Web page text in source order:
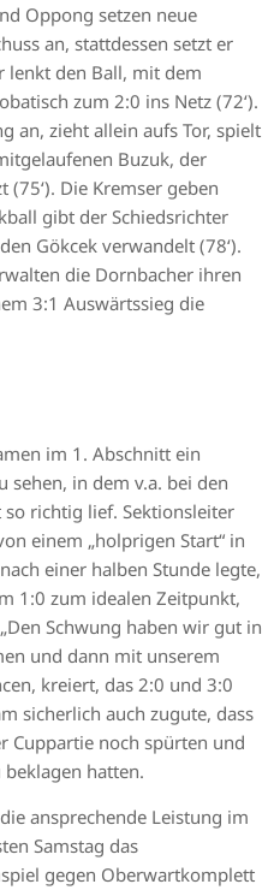
Oppong setzen neue
an, stattdessen setzt er
lenkt den Ball, mit dem
zum 2:0 ins Netz (72‘).
an, zieht allein aufs Tor, spielt
Buzuk, der
(75‘). Die Kremser geben
gibt der Schiedsrichter
Gökcek verwandelt (78‘).
die Dornbacher ihren
3:1 Auswärtssieg die
im 1. Abschnitt ein
sehen, in dem v.a. bei den
so richtig lief. Sektionsleiter
einem „holprigen Start“ in
einer halben Stunde legte,
1:0 zum idealen Zeitpunkt,
Schwung haben wir gut in
und dann mit unserem
kreiert, das 2:0 und 3:0
sicherlich auch zugute, dass
Cuppartie noch spürten und
beklagen hatten.
ansprechende Leistung im
Samstag das
gegen Oberwartkomplett